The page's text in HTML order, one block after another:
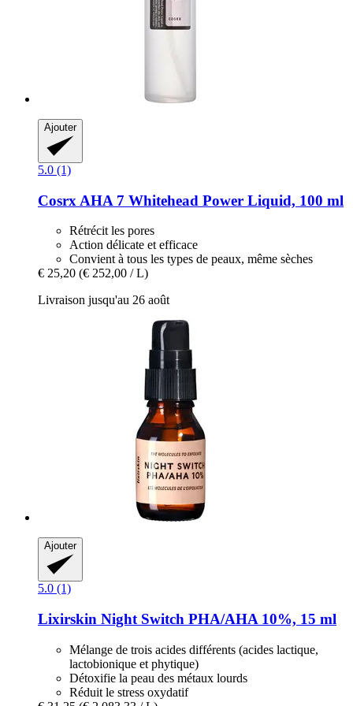
Ajouter
5.0 (1)
Cosrx AHA 7 Whitehead Power Liquid, 100 ml
Rétrécit les pores
Action délicate et efficace
Convient à tous les types de peaux, même sèches
€ 25,20 (€ 252,00 / L)
Livraison jusqu'au 26 août
Ajouter
5.0 (1)
Lixirskin Night Switch PHA/AHA 10%, 15 ml
Mélange de trois acides différents (acides lactique,
lactobionique et phytique)
Détoxifie la peau des métaux lourds
Réduit le stress oxydatif